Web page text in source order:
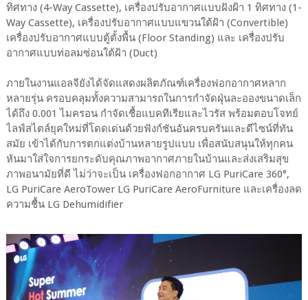
ทิศทาง (4-Way Cassette), เครื่องปรับอากาศแบบฝังฝ้า 1 ทิศทาง (1-
Way Cassette), เครื่องปรับอากาศแบบแขวนใต้ฝ้า (Convertible)
เครื่องปรับอากาศแบบตู้ตั้งพื้น (Floor Standing) และ เครื่องปรับ
อากาศแบบท่อลมซ่อนใต้ฝ้า (Duct)
ภายในงานแอลจียังได้จัดแสดงผลิตภัณฑ์เครื่องฟอกอากาศหลาก
หลายรุ่น ครอบคลุมทั้งความสามารถในการกำจัดฝุ่นละอองขนาดเล็ก
ได้ถึง 0.001 ไมครอน กำจัดเชื้อแบคทีเรียและไวรัส พร้อมตอบโจทย์
ไลฟ์สไตล์ยุคใหม่ที่โดดเด่นด้วยฟังก์ชันอันครบครันและดีไซน์ที่ทัน
สมัย เข้าได้กับการตกแต่งบ้านหลายรูปแบบ เพื่อสนับสนุนให้ทุกคน
หันมาใส่ใจการยกระดับคุณภาพอากาศภายในบ้านและส่งเสริมสุข
ภาพอนามัยที่ดี ไม่ว่าจะเป็น เครื่องฟอกอากาศ LG PuriCare 360°,
LG PuriCare AeroTower LG PuriCare AeroFurniture และเครื่องลด
ความชื้น LG Dehumidifier